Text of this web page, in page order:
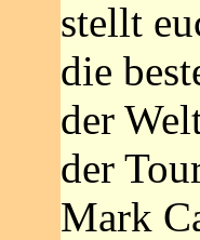
stellt
die
der
der
Mark